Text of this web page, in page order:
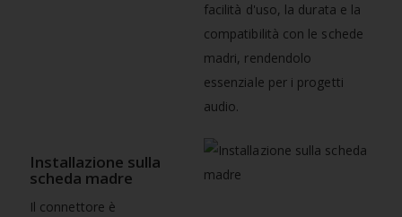
facilità d'uso, la durata e la
compatibilità con le schede
madri, rendendolo
essenziale per i progetti
audio.
Installazione sulla
scheda madre
Il connettore è